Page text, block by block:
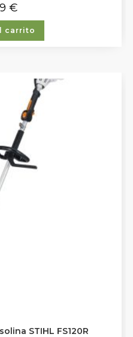
€
carrito
STIHL FS120R